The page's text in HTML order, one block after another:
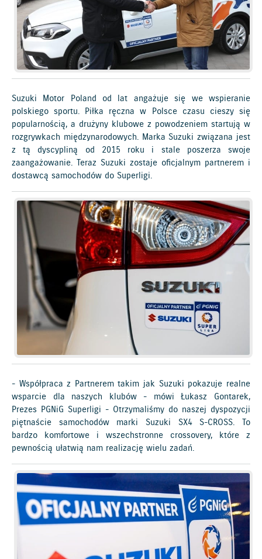
Suzuki Motor Poland od lat angażuje się we wspieranie
polskiego sportu. Piłka ręczna w Polsce czasu cieszy się
popularnością, a drużyny klubowe z powodzeniem startują w
rozgrywkach międzynarodowych. Marka Suzuki związana jest
z tą dyscypliną od 2015 roku i stale poszerza swoje
zaangażowanie. Teraz Suzuki zostaje oficjalnym partnerem i
dostawcą samochodów do Superligi.
- Współpraca z Partnerem takim jak Suzuki pokazuje realne
wsparcie dla naszych klubów - mówi Łukasz Gontarek,
Prezes PGNiG Superligi - Otrzymaliśmy do naszej dyspozycji
piętnaście samochodów marki Suzuki SX4 S-CROSS. To
bardzo komfortowe i wszechstronne crossovery, które z
pewnością ułatwią nam realizację wielu zadań.